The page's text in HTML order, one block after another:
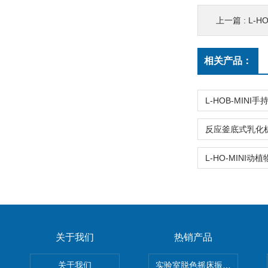
上一篇 : L-
相关产品：
关于我们
关于我们
热销产品
实验室脱色摇床振荡器